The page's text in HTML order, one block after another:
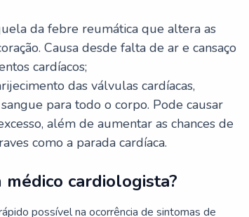
da febre reumática que altera as
Causa desde falta de ar e cansaço
cardíacos;
das válvulas cardíacas,
para todo o corpo. Pode causar
além de aumentar as chances de
como a parada cardíaca.
cardiologista?
possível na ocorrência de sintomas de